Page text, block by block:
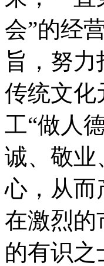
会”的经
旨，努
传统文化
工“做人
诚、敬业
心，从而
在激烈的
的有识